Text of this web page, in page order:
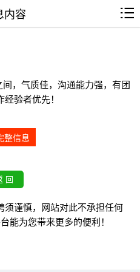
内容
，气质佳，沟通能力强，有团
验者优先！
整信息
谨慎，网站对此不承担任何
能为您带来更多的便利！